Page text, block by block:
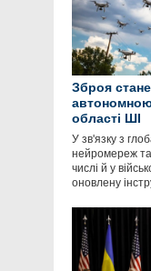
Зброя
області ШІ
У зв'язку з
нейромереж та
числі й у
оновлену